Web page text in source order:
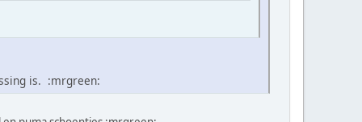
is. :mrgreen: